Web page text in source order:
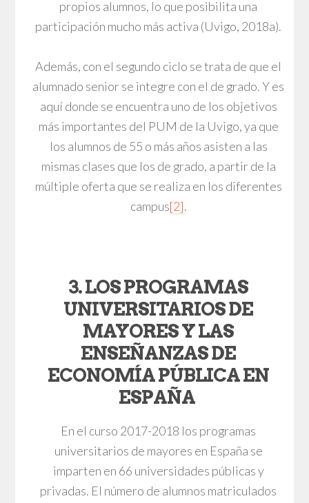
propios alumnos, lo que posibilita una
participación mucho más activa (Uvigo, 2018a).
Además, con el segundo ciclo se trata de que el
alumnado senior se integre con el de grado. Y es
aquí donde se encuentra uno de los objetivos
más importantes del PUM de la Uvigo, ya que
los alumnos de 55 o más años asisten a las
mismas clases que los de grado, a partir de la
múltiple oferta que se realiza en los diferentes
campus[2].
3. LOS PROGRAMAS
UNIVERSITARIOS DE
MAYORES Y LAS
ENSEÑANZAS DE
ECONOMÍA PÚBLICA EN
ESPAÑA
En el curso 2017-2018 los programas
universitarios de mayores en España se
imparten en 66 universidades públicas y
privadas. El número de alumnos matriculados